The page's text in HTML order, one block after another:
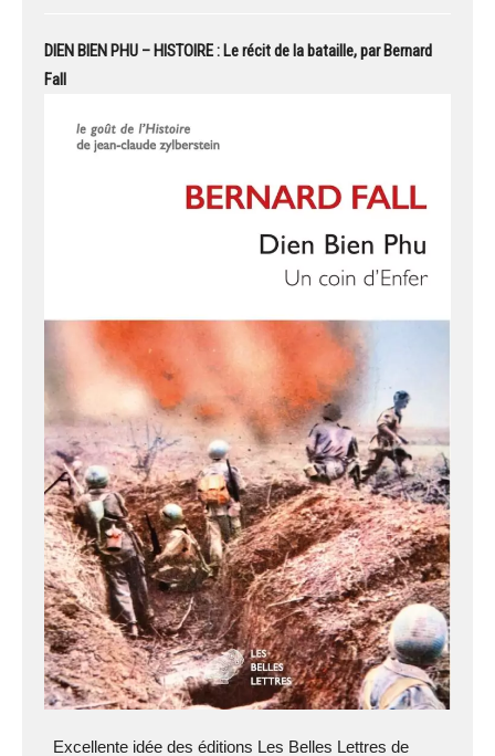
DIEN BIEN PHU – HISTOIRE : Le récit de la bataille, par Bernard
Fall
Excellente idée des éditions Les Belles Lettres de